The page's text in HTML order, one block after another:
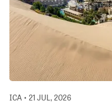
ICA • 21 JUL, 2026